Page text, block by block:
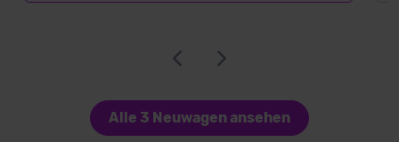
Alle 3 Neuwagen ansehen